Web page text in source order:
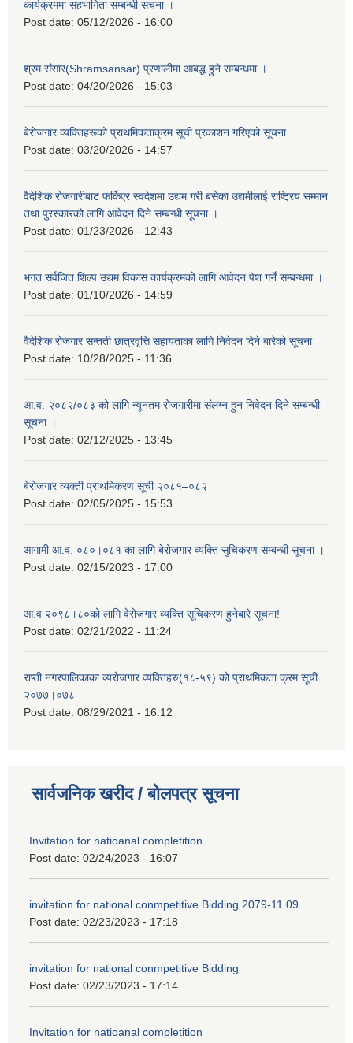
कार्यक्रममा सहभागिता सम्बन्धी सचना ।
Post date: 05/12/2026 - 16:00
श्रम संसार(Shramsansar) प्रणालीमा आबद्ध हुने सम्बन्धमा ।
Post date: 04/20/2026 - 15:03
बेरोजगार व्यक्तिहरूको प्राथमिकताक्रम सूची प्रकाशन गरिएको सूचना
Post date: 03/20/2026 - 14:57
वैदेशिक रोजगारीबाट फर्किएर स्वदेशमा उद्यम गरी बसेका उद्यमीलाई राष्ट्रिय सम्मान
तथा पुरस्कारको लागि आवेदन दिने सम्बन्धी सूचना ।
Post date: 01/23/2026 - 12:43
भगत सर्वजित शिल्प उद्यम विकास कार्यक्रमको लागि आवेदन पेश गर्ने सम्बन्धमा ।
Post date: 01/10/2026 - 14:59
वैदेशिक रोजगार सन्तती छात्रवृत्ति सहायताका लागि निवेदन दिने बारेको सूचना
Post date: 10/28/2025 - 11:36
आ.व. २०८२/०८३ को लागि न्यूनतम रोजगारीमा संलग्न हुन निवेदन दिने सम्बन्धी
सूचना ।
Post date: 02/12/2025 - 13:45
बेरोजगार व्यक्ती प्राथमिकरण सूची २०८१–०८२
Post date: 02/05/2025 - 15:53
आगामी आ.व. ०८०।०८१ का लागि बेरोजगार व्यक्ति सुचिकरण सम्बन्धी सूचना ।
Post date: 02/15/2023 - 17:00
आ.व २०९८।८०को लागि वेरोजगार व्यक्ति सूचिकरण हुनेबारे सूचना!
Post date: 02/21/2022 - 11:24
राप्ती नगरपालिकाका व्यरोजगार व्यक्तिहरु(१८-५९) को प्राथमिकता क्रम सूची
२०७७।०७८
Post date: 08/29/2021 - 16:12
सार्वजनिक खरीद / बोलपत्र सूचना
Invitation for natioanal completition
Post date: 02/24/2023 - 16:07
invitation for national conmpetitive Bidding 2079-11.09
Post date: 02/23/2023 - 17:18
invitation for national conmpetitive Bidding
Post date: 02/23/2023 - 17:14
Invitation for natioanal completition